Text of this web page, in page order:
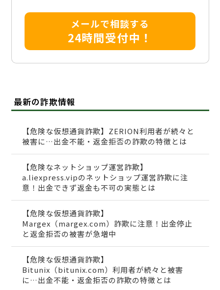
メールで相談する
24時間受付中！
最新の詐欺情報
【危険な仮想通貨詐欺】ZERION利用者が続々と
被害に…出金不能・返金拒否の詐欺の特徴とは
【危険なネットショップ運営詐欺】
a.liexpress.vipのネットショップ運営詐欺に注
意！出金できず返金も不可の実態とは
【危険な仮想通貨詐欺】
Margex（margex.com）詐欺に注意！出金停止
と返金拒否の被害が急増中
【危険な仮想通貨詐欺】
Bitunix（bitunix.com）利用者が続々と被害
に…出金不能・返金拒否の詐欺の特徴とは